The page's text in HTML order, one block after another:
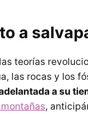
a
teorías
las rocas y los
a su
,